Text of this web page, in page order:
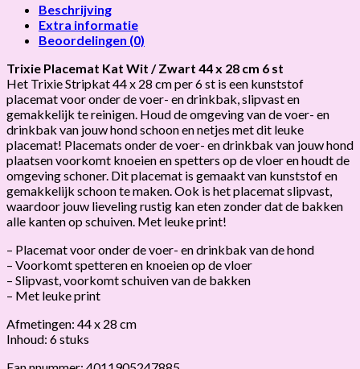
Beschrijving
Extra informatie
Beoordelingen (0)
Trixie Placemat Kat Wit / Zwart 44 x 28 cm 6 st
Het Trixie Stripkat 44 x 28 cm per 6 st is een kunststof
placemat voor onder de voer- en drinkbak, slipvast en
gemakkelijk te reinigen. Houd de omgeving van de voer- en
drinkbak van jouw hond schoon en netjes met dit leuke
placemat! Placemats onder de voer- en drinkbak van jouw hond
plaatsen voorkomt knoeien en spetters op de vloer en houdt de
omgeving schoner. Dit placemat is gemaakt van kunststof en
gemakkelijk schoon te maken. Ook is het placemat slipvast,
waardoor jouw lieveling rustig kan eten zonder dat de bakken
alle kanten op schuiven. Met leuke print!
– Placemat voor onder de voer- en drinkbak van de hond
– Voorkomt spetteren en knoeien op de vloer
– Slipvast, voorkomt schuiven van de bakken
– Met leuke print
Afmetingen: 44 x 28 cm
Inhoud: 6 stuks